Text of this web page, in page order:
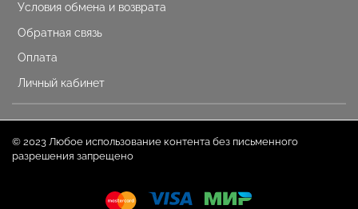
Условия обмена и возврата
Обратная связь
Оплата
Личный кабинет
© 2023 Любое использование контента без письменного
разрешения запрещено